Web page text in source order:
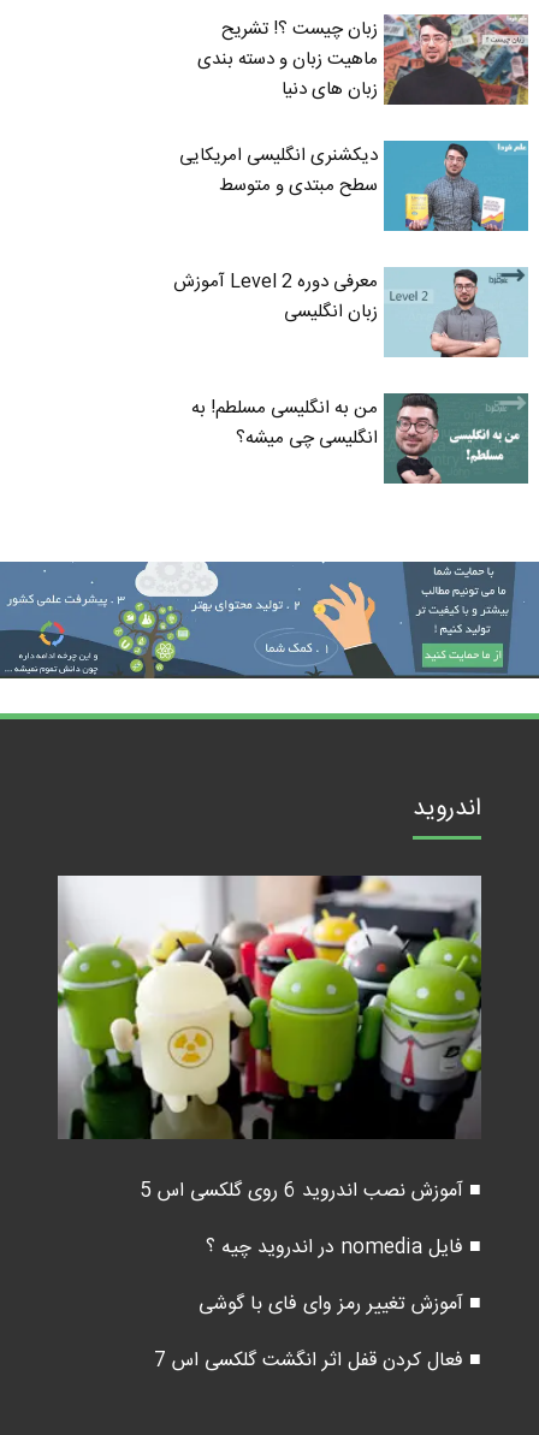
زبان چیست ؟! تشریح
ماهیت زبان و دسته بندی
زبان های دنیا
دیکشنری انگلیسی امریکایی
سطح مبتدی و متوسط
معرفی دوره Level 2 آموزش
زبان انگلیسی
من به انگلیسی مسلطم! به
انگلیسی چی میشه؟
اندروید
■ آموزش نصب اندروید 6 روی گلکسی اس 5
■ فایل nomedia در اندروید چیه ؟
■ آموزش تغییر رمز وای فای با گوشی
■ فعال کردن قفل اثر انگشت گلکسی اس 7